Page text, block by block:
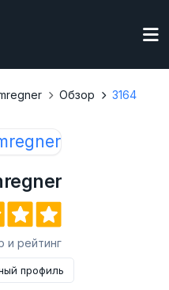
Обзор 3164
и рейтинг
профиль